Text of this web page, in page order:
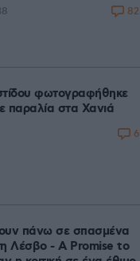
82
φωτογραφήθηκε
παραλία στα Χανιά
6
πάνω σε σπασμένα
Λέσβο - A Promise to